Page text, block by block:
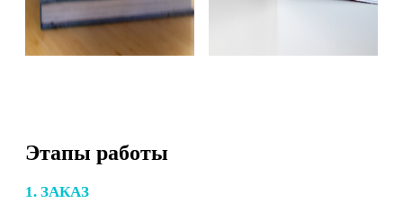
Этапы работы
1. ЗАКАЗ